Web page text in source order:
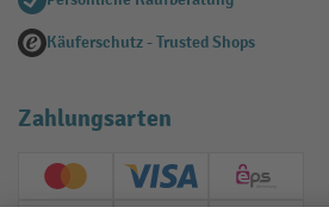
Käuferschutz - Trusted Shops
Zahlungsarten
Creditcard (Master)Creditcard (Visa)
EPS